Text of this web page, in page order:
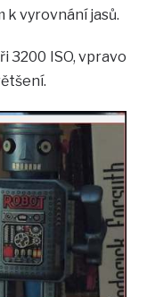
k vyrovnání jasů.
3200 ISO, vpravo